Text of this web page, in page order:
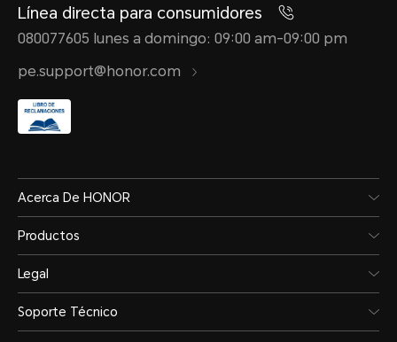
Línea directa para consumidores
080077605 lunes a domingo: 09:00 am-09:00 pm
pe.support@honor.com
Acerca De HONOR
Productos
Legal
Soporte Técnico